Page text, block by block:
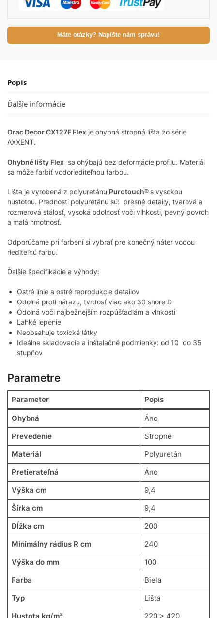
Máte otázky? Napíšte nám správu!
Popis
Ďalšie informácie
Orac Decor CX127F Flex je ohybná stropná lišta zo série
AXXENT.
Ohybné lišty Flex sa ohýbajú bez deformácie profilu. Materiál
sa môže farbiť vodoriediteľnou farbou.
Lišta je vyrobená z polyuretánu Purotouch® s vysokou
hustotou. Prednosti polyuretánu sú: presné detaily, tvarová a
rozmerová stálosť, vysoká odolnosť voči vlhkosti, pevný povrch
a malá hmotnosť.
Odporúčame pri farbení si vybrať pre konečný náter vodou
riediteľnú farbu.
Ďalšie špecifikácie a výhody:
Ostré línie a ostré reprodukcie detailov
Odolná proti nárazu, tvrdosť viac ako 30 shore D
Odolná voči najbežnejším rozpúšťadlám a vlhkosti
Ľahké lepenie
Neobsahuje toxické látky
Ideálne skladovacie a inštalačné podmienky: od 10 do 35
stupňov
Parametre
Parameter Popis
Ohybná
Áno
Prevedenie
Stropné
Materiál
Polyuretán
Pretierateľná
Áno
Výška cm
9,4
Šírka cm
9,4
Dĺžka cm
200
Minimálny rádius R cm
240
Výška do mm
100
Farba
Biela
Typ
Lišta
Hustota kg/m³
220 > 420